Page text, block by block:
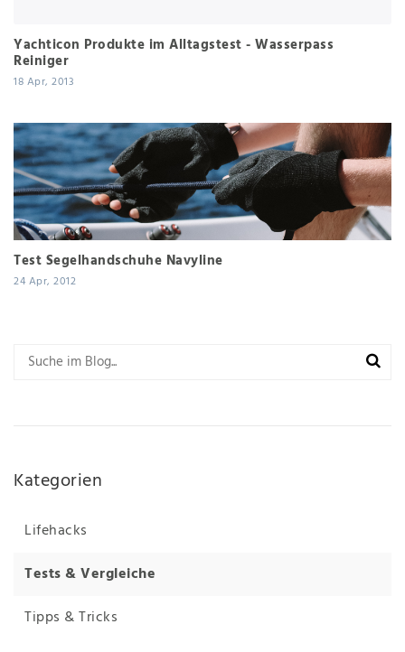
Yachticon Produkte im Alltagstest - Wasserpass
Reiniger
18 Apr, 2013
Test Segelhandschuhe Navyline
24 Apr, 2012
Kategorien
Lifehacks
Tests & Vergleiche
Tipps & Tricks